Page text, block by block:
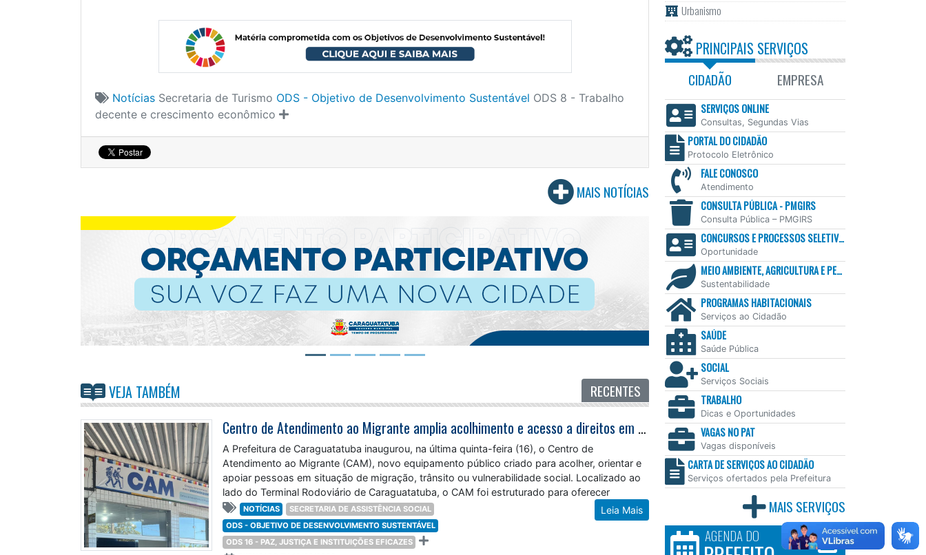
Notícias Secretaria de Turismo ODS - Objetivo de Desenvolvimento Sustentável ODS 8 - Trabalho
decente e crescimento econômico
MAIS NOTÍCIAS
VEJA TAMBÉM RECENTES
Centro de Atendimento ao Migrante amplia acolhimento e acesso a direitos em Caraguatatuba
A Prefeitura de Caraguatatuba inaugurou, na última quinta-feira (16), o Centro de
Atendimento ao Migrante (CAM), novo equipamento público criado para acolher, orientar e
apoiar pessoas em situação de migração, trânsito ou vulnerabilidade social. Localizado ao
lado do Terminal Rodoviário de Caraguatatuba, o CAM foi estruturado para oferecer
atendimento humanizado,
Leia Mais
NOTÍCIAS
SECRETARIA DE ASSISTÊNCIA SOCIAL
ODS - OBJETIVO DE DESENVOLVIMENTO SUSTENTÁVEL
ODS 16 - PAZ, JUSTIÇA E INSTITUIÇÕES EFICAZES
Urbanismo
PRINCIPAIS SERVIÇOS
CIDADÃO EMPRESA
SERVIÇOS ONLINE
Consultas, Segundas Vias
PORTAL DO CIDADÃO
Protocolo Eletrônico
FALE CONOSCO
Atendimento
CONSULTA PÚBLICA - PMGIRS
Consulta Pública – PMGIRS
CONCURSOS E PROCESSOS SELETIVOS
Oportunidade
MEIO AMBIENTE, AGRICULTURA E PESCA
Sustentabilidade
PROGRAMAS HABITACIONAIS
Serviços ao Cidadão
SAÚDE
Saúde Pública
SOCIAL
Serviços Sociais
TRABALHO
Dicas e Oportunidades
VAGAS NO PAT
Vagas disponíveis
CARTA DE SERVIÇOS AO CIDADÃO
Serviços ofertados pela Prefeitura
MAIS SERVIÇOS
AGENDA DO